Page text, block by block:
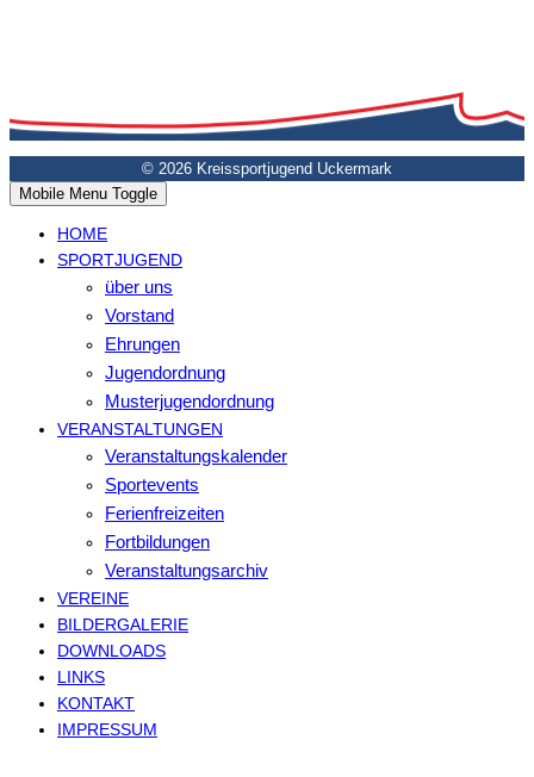
© 2026 Kreissportjugend Uckermark
Mobile Menu Toggle
HOME
SPORTJUGEND
über uns
Vorstand
Ehrungen
Jugendordnung
Musterjugendordnung
VERANSTALTUNGEN
Veranstaltungskalender
Sportevents
Ferienfreizeiten
Fortbildungen
Veranstaltungsarchiv
VEREINE
BILDERGALERIE
DOWNLOADS
LINKS
KONTAKT
IMPRESSUM